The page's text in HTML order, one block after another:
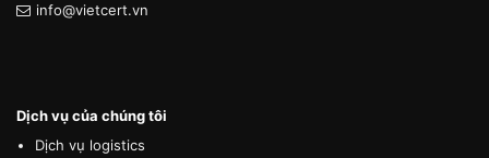
info@vietcert.vn
Dịch vụ của chúng tôi
Dịch vụ logistics